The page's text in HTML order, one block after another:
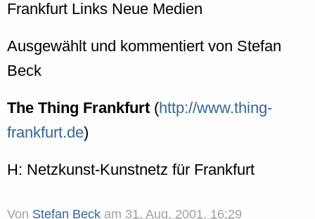
Frankfurt Links Neue Medien
Ausgewählt und kommentiert von Stefan
Beck
The Thing Frankfurt (http://www.thing-
frankfurt.de)
H: Netzkunst-Kunstnetz für Frankfurt
Von Stefan Beck am 31. Aug. 2001, 16:29